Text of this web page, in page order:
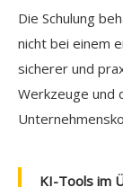
Die Schulung
nicht bei einem
sicherer und
Werkzeuge und
KI-Tools im